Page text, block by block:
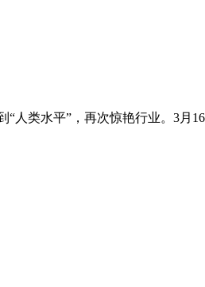
“人类水平”，再次惊艳行业。3